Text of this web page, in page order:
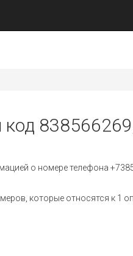
о номере телефона
которые относятся к 1